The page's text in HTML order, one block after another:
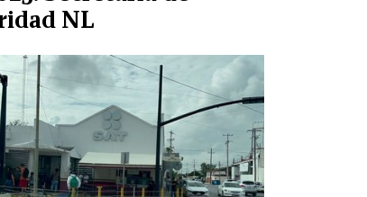
NL